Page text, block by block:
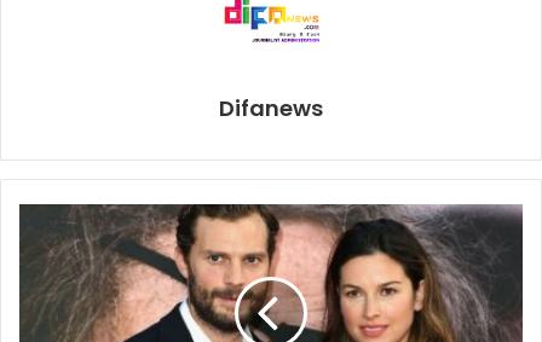
zinedine zidane
Difanews